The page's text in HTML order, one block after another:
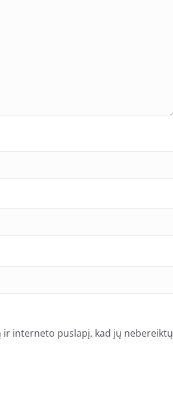
interneto puslapį, kad jų nebereiktų